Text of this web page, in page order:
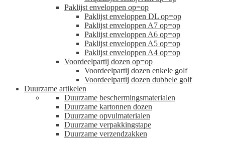
Paklijst enveloppen op=op
Paklijst enveloppen DL op=op
Paklijst enveloppen A7 op=op
Paklijst enveloppen A6 op=op
Paklijst enveloppen A5 op=op
Paklijst enveloppen A4 op=op
Voordeelpartij dozen op=op
Voordeelpartij dozen enkele golf
Voordeelpartij dozen dubbele golf
Duurzame artikelen
Duurzame beschermingsmaterialen
Duurzame kartonnen dozen
Duurzame opvulmaterialen
Duurzame verpakkingstape
Duurzame verzendzakken